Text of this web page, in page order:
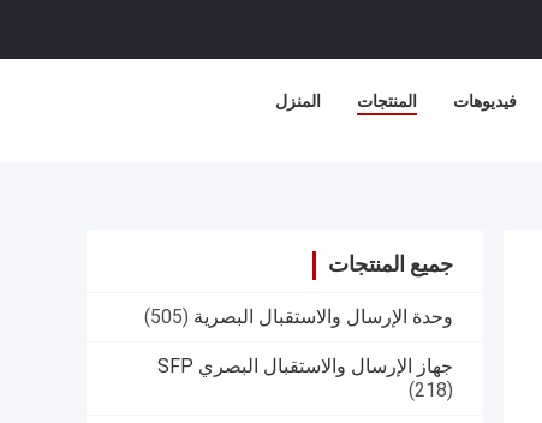
المنزل المنتجات فيديوهات
جميع المنتجات
وحدة الإرسال والاستقبال البصرية (505)
جهاز الإرسال والاستقبال البصري SFP
(218)